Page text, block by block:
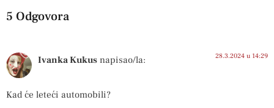
5 Odgovora
Ivanka Kukus napisao/la: 28.3.2024 u 14:29
Kad će leteći automobili?